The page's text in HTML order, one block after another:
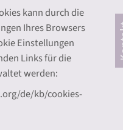
kann durch die
Ihres Browsers
Einstellungen
Links für die
werden:
de/kb/cookies-